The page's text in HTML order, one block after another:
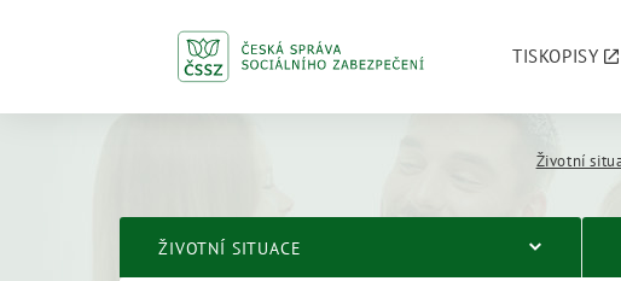
TISKOPISY
Životní
ŽIVOTNÍ SITUACE